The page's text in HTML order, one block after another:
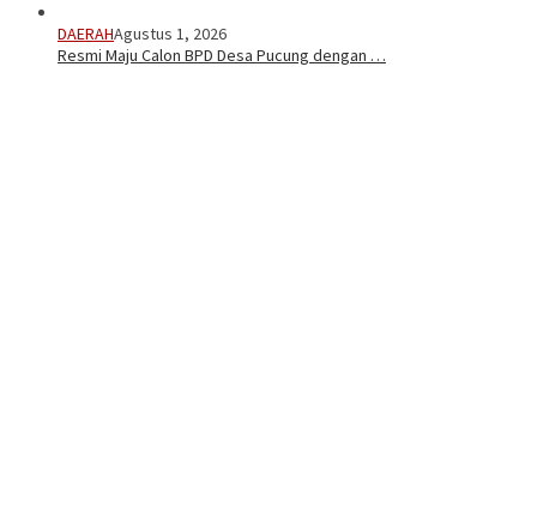
DAERAHAgustus 1, 2026
Resmi Maju Calon BPD Desa Pucung dengan …